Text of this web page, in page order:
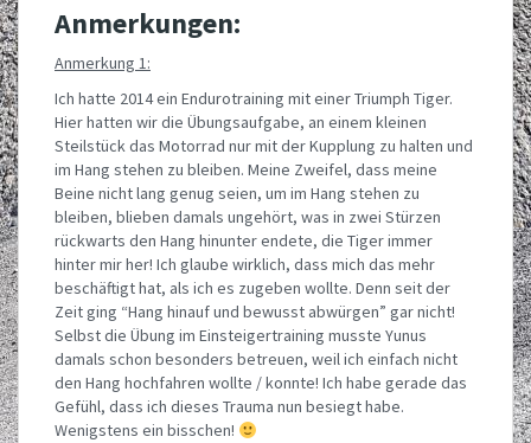
Anmerkungen:
Anmerkung 1:
Ich hatte 2014 ein Endurotraining mit einer Triumph Tiger.
Hier hatten wir die Übungsaufgabe, an einem kleinen
Steilstück das Motorrad nur mit der Kupplung zu halten und
im Hang stehen zu bleiben. Meine Zweifel, dass meine
Beine nicht lang genug seien, um im Hang stehen zu
bleiben, blieben damals ungehört, was in zwei Stürzen
rückwarts den Hang hinunter endete, die Tiger immer
hinter mir her! Ich glaube wirklich, dass mich das mehr
beschäftigt hat, als ich es zugeben wollte. Denn seit der
Zeit ging “Hang hinauf und bewusst abwürgen” gar nicht!
Selbst die Übung im Einsteigertraining musste Yunus
damals schon besonders betreuen, weil ich einfach nicht
den Hang hochfahren wollte / konnte! Ich habe gerade das
Gefühl, dass ich dieses Trauma nun besiegt habe.
Wenigstens ein bisschen!